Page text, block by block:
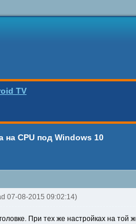
TV
на CPU под Windows 10
07-08-2015 09:02:14)
При тех же настройках на той